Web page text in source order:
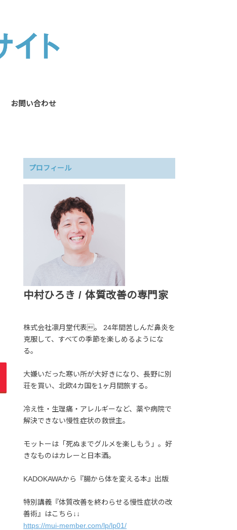
お問い合わせ
プロフィール
中村ひろき / 体質改善の専門家
株式会社凛月堂代表。 24年間苦しんだ鼻炎を
克服して、すべての季節を楽しめるようにな
る。
大嫌いだった寒い所が大好きになり、長野に別
荘を買い、北欧4カ国を1ヶ月間旅する。
冷え性・生理痛・アレルギーなど、薬や病院で
解決できない慢性症状の救世主。
モットーは「死ぬまでグルメを楽しもう」。好
きなものはカレーと日本酒。
KADOKAWAから『腸から体を変える本』出版
特別講義『体質改善を終わらせる慢性症状の改
善術』はこちら↓↓
https://mui-member.com/lp/lp01/